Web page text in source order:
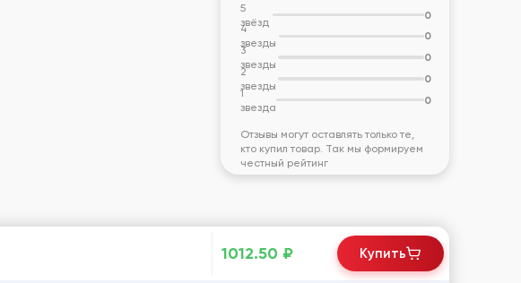
5
звёзд
0
4
звезды
0
3
звезды
0
2
звезды
0
1
звезда
0
Отзывы могут оставлять только те,
кто купил товар. Так мы формируем
честный рейтинг
1012.50 ₽ Купить